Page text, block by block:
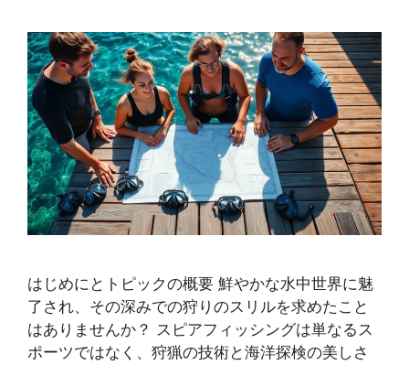
はじめにとトピックの概要 鮮やかな水中世界に魅
了され、その深みでの狩りのスリルを求めたこと
はありませんか？ スピアフィッシングは単なるス
ポーツではなく、狩猟の技術と海洋探検の美しさ